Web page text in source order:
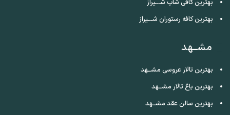
بهترین کافی شاپ شـــیراز
بهترین کافه رستوران شـــیراز
مشــهد
بهترین تالار عروسی مشــهد
بهترین باغ تالار مشــهد
بهترین سالن عقد مشــهد